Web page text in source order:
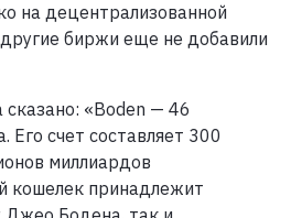
на децентрализованной
биржи еще не добавили
сказано: «Boden — 46
Его счет составляет 300
миллиардов
кошелек принадлежит